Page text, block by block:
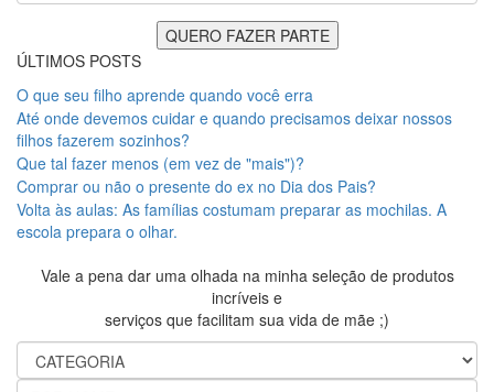
ÚLTIMOS POSTS
O que seu filho aprende quando você erra
Até onde devemos cuidar e quando precisamos deixar nossos
filhos fazerem sozinhos?
Que tal fazer menos (em vez de "mais")?
Comprar ou não o presente do ex no Dia dos Pais?
Volta às aulas: As famílias costumam preparar as mochilas. A
escola prepara o olhar.
Vale a pena dar uma olhada na minha seleção de produtos
incríveis e
serviços que facilitam sua vida de mãe ;)